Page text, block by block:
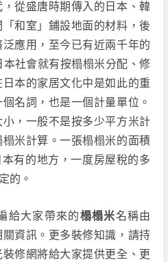
從盛唐時期傳入的日本、韓
和室」鋪設地面的材料，後
應用，至今已有近兩千年的
社會就有按榻榻米分配、修
本的家居文化中是如此的重
名詞，也是一個計量單位。
，一般不是按多少平方米計
米計算。一張榻榻米的面積
有的地方，一度房屋稅的多
的。
給大家帶來的榻榻米名稱由
資訊。更多裝修知識，請持
修網將給大家提供更全、更